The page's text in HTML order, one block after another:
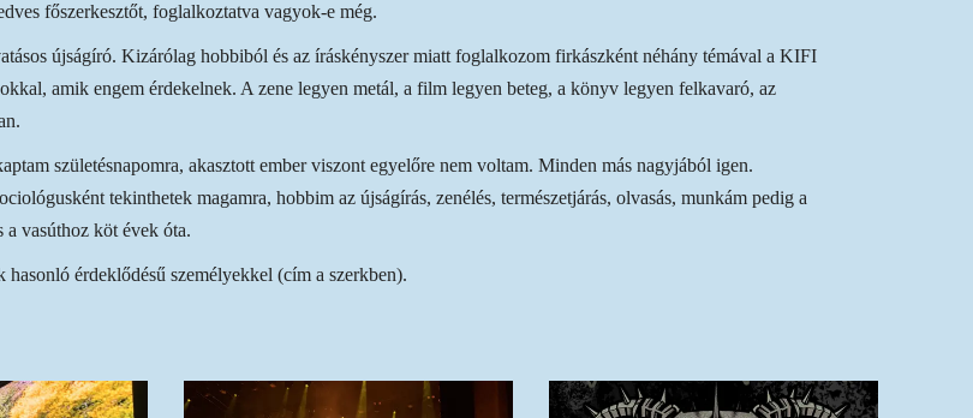
főszerkesztőt, foglalkoztatva vagyok-e még.
újságíró. Kizárólag hobbiból és az íráskényszer miatt foglalkozom firkászként néhány témával a KIFI
amik engem érdekelnek. A zene legyen metál, a film legyen beteg, a könyv legyen felkavaró, az
születésnapomra, akasztott ember viszont egyelőre nem voltam. Minden más nagyjából igen.
tekinthetek magamra, hobbim az újságírás, zenélés, természetjárás, olvasás, munkám pedig a
vasúthoz köt évek óta.
érdeklődésű személyekkel (cím a szerkben).